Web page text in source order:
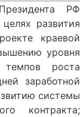
РФ
развития
краевой
уровня
роста
заработной
системы
контракта;